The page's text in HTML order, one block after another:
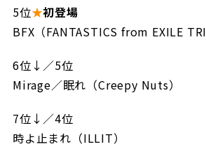
5位★初登場
BFX（FANTASTICS from EXILE
6位↓／5位
Mirage／眠れ（Creepy Nuts）
7位↓／4位
時よ止まれ（ILLIT）